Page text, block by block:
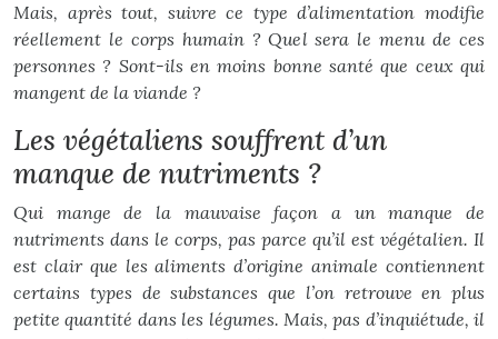
Mais, après tout, suivre ce type d’alimentation modifie
réellement le corps humain ? Quel sera le menu de ces
personnes ? Sont-ils en moins bonne santé que ceux qui
mangent de la viande ?
Les végétaliens souffrent d’un
manque de nutriments ?
Qui mange de la mauvaise façon a un manque de
nutriments dans le corps, pas parce qu’il est végétalien. Il
est clair que les aliments d’origine animale contiennent
certains types de substances que l’on retrouve en plus
petite quantité dans les légumes. Mais, pas d’inquiétude, il